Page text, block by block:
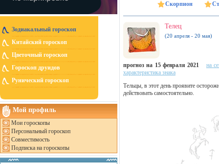
Зодиакальный гороскоп
Китайский гороскоп
Цветочный гороскоп
Гороскоп друидов
Рунический гороскоп
Мой профиль
Мои гороскопы
Персональный гороскоп
Совместимость
Подписка на гороскопы
Скорпион
Телец
(20 апреля - 20 мая)
прогноз на 15 февраля 2021
на
характеристика знака
Тельцы, в этот день проявите
действовать самостоятельно.